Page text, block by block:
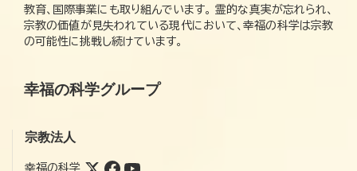
教育、国際事業にも取り組んでいます。 霊的な真実が忘れられ、
宗教の価値が見失われている現代において、幸福の科学は宗教
の可能性に挑戦し続けています。
幸福の科学グループ
宗教法人
幸福の科学